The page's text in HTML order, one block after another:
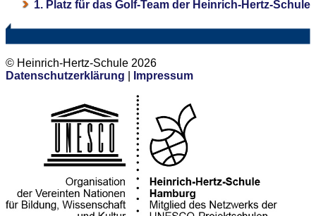
1. Platz für das Golf-Team der Heinrich-Hertz-Schule
© Heinrich-Hertz-Schule 2026
Datenschutzerklärung
Impressum